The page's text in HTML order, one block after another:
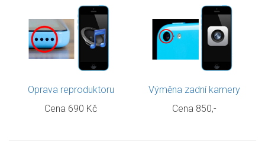
Oprava reproduktoru
Cena 690 Kč
Výměna zadní kamery
Cena 850,-